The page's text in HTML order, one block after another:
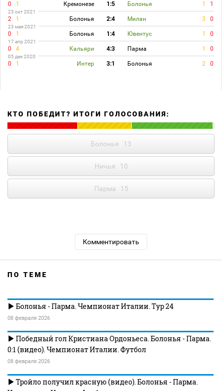
0 1 Кремонезе 1:5 Болонья 1 1
23 окт 2021
2 1 Болонья 2:4 Милан 3 0
23 мая 2021
0 1 Болонья 1:4 Ювентус 1 0
17 апр 2021
0 4 Кальяри 4:3 Парма 1 0
05 дек 2020
0 1 Интер 3:1 Болонья 2 0
КТО ПОБЕДИТ? ИТОГИ ГОЛОСОВАНИЯ:
Болонья 13
Ничья 10
Парма 15
Комментировать
ПО ТЕМЕ
Болонья - Парма. Чемпионат Италии. Тур 24
08 февраля 2026
Победный гол Кристиана Ордоньеса. Болонья - Парма.
0:1 (видео). Чемпионат Италии. Футбол
08 февраля 2026
Тройло получил красную (видео). Болонья - Парма.